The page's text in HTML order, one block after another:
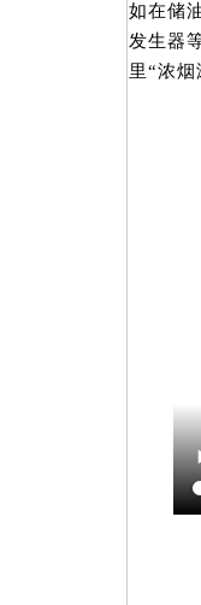
如在储
发生器
里“浓